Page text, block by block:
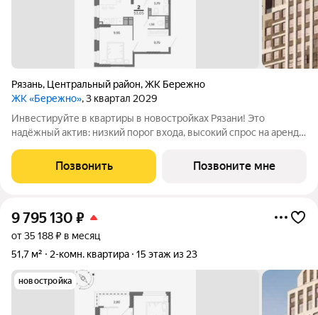
Рязань, Центральный район,ЖК Бережно
ЖК «Бережно», 3 квартал 2029
Инвестируйте в квартиры в новостройках Рязани! Это
надёжный актив: низкий порог входа, высокий спрос на аренду
Жилой квартал «Бережно» это проект класса Бизнес,
созданный с уважением к городу и
Позвонить Позвоните мне
9 795 130 ₽
от 35 188 ₽ в месяц
51,7 м²
2-комн. квартира 15 этаж из 23
новостройка